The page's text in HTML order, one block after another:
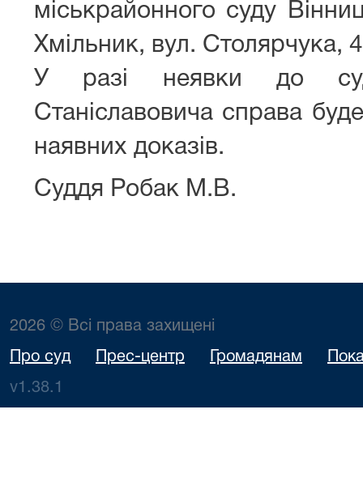
міськрайонного суду
Хмільник, вул. Столярчука,
У разі неявки до
Станіславовича справа
наявних доказів.
Суддя Робак М.В.
2026 © Всі права захищені
Про суд Прес-центр Громадянам
v1.38.1